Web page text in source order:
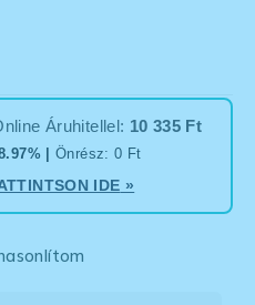
Áruhitellel: 10 335 Ft
| Önrész: 0 Ft
IDE »